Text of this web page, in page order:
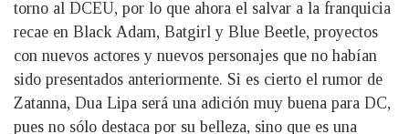
torno al DCEU, por lo que ahora el salvar a la franquicia
recae en Black Adam, Batgirl y Blue Beetle, proyectos
con nuevos actores y nuevos personajes que no habían
sido presentados anteriormente. Si es cierto el rumor de
Zatanna, Dua Lipa será una adición muy buena para DC,
pues no sólo destaca por su belleza, sino que es una